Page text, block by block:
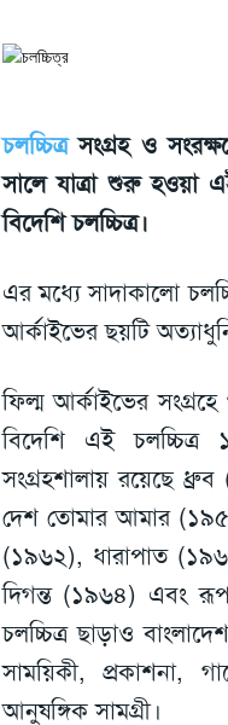
চলচ্চিত্রসংগ্রহ ও
সালে যাত্রা শুরু হওয়া
বিদেশি চলচ্চিত্র।
এর মধ্যে সাদাকালো
আর্কাইভের ছয়টি
ফিল্ম আর্কাইভের
বিদেশি এই চলচ্চিত্র
সংগ্রহশালায় রয়েছে
দেশ তোমার আমার
(১৯৬২), ধারাপাত
দিগন্ত (১৯৬৪) এবং
চলচ্চিত্র ছাড়াও
সাময়িকী, প্রকাশনা,
আনুষঙ্গিক সামগ্রী।